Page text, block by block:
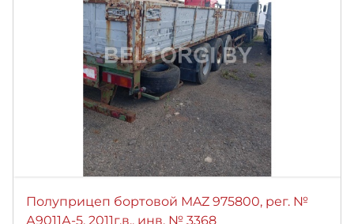
Полуприцеп бортовой MAZ 975800, рег. №
А9011А-5, 2011г.в., инв. № 3368